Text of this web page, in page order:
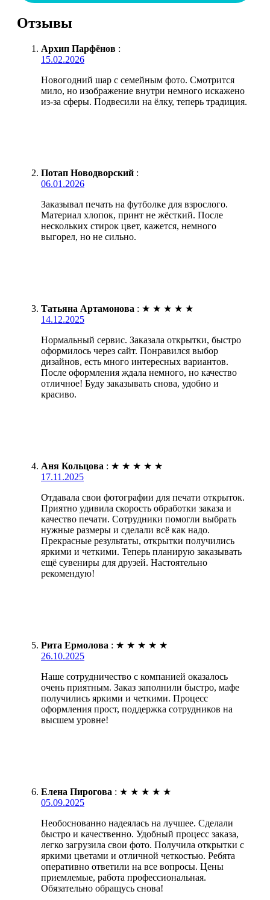
Отзывы
Архип Парфёнов :
15.02.2026
Новогодний шар с семейным фото. Смотрится
мило, но изображение внутри немного искажено
из-за сферы. Подвесили на ёлку, теперь традиция.
Потап Новодворский :
06.01.2026
Заказывал печать на футболке для взрослого.
Материал хлопок, принт не жёсткий. После
нескольких стирок цвет, кажется, немного
выгорел, но не сильно.
Татьяна Артамонова : ★ ★ ★ ★ ★
14.12.2025
Нормальный сервис. Заказала открытки, быстро
оформилось через сайт. Понравился выбор
дизайнов, есть много интересных вариантов.
После оформления ждала немного, но качество
отличное! Буду заказывать снова, удобно и
красиво.
Аня Кольцова : ★ ★ ★ ★ ★
17.11.2025
Отдавала свои фотографии для печати открыток.
Приятно удивила скорость обработки заказа и
качество печати. Сотрудники помогли выбрать
нужные размеры и сделали всё как надо.
Прекрасные результаты, открытки получились
яркими и четкими. Теперь планирую заказывать
ещё сувениры для друзей. Настоятельно
рекомендую!
Рита Ермолова : ★ ★ ★ ★ ★
26.10.2025
Наше сотрудничество с компанией оказалось
очень приятным. Заказ заполнили быстро, мафе
получились яркими и четкими. Процесс
оформления прост, поддержка сотрудников на
высшем уровне!
Елена Пирогова : ★ ★ ★ ★ ★
05.09.2025
Необоснованно надеялась на лучшее. Сделали
быстро и качественно. Удобный процесс заказа,
легко загрузила свои фото. Получила открытки с
яркими цветами и отличной четкостью. Ребята
оперативно ответили на все вопросы. Цены
приемлемые, работа профессиональная.
Обязательно обращусь снова!